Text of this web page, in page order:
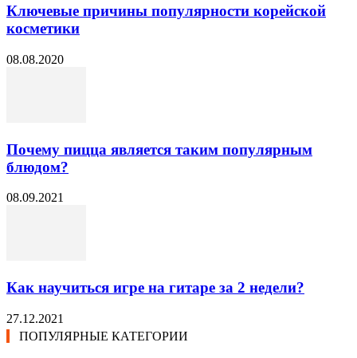
Ключевые причины популярности корейской
косметики
08.08.2020
Почему пицца является таким популярным
блюдом?
08.09.2021
Как научиться игре на гитаре за 2 недели?
27.12.2021
ПОПУЛЯРНЫЕ КАТЕГОРИИ